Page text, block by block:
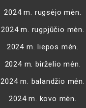
2024 m. rugsėjo mėn.
2024 m. rugpjūčio mėn.
2024 m. liepos mėn.
2024 m. birželio mėn.
2024 m. balandžio mėn.
2024 m. kovo mėn.